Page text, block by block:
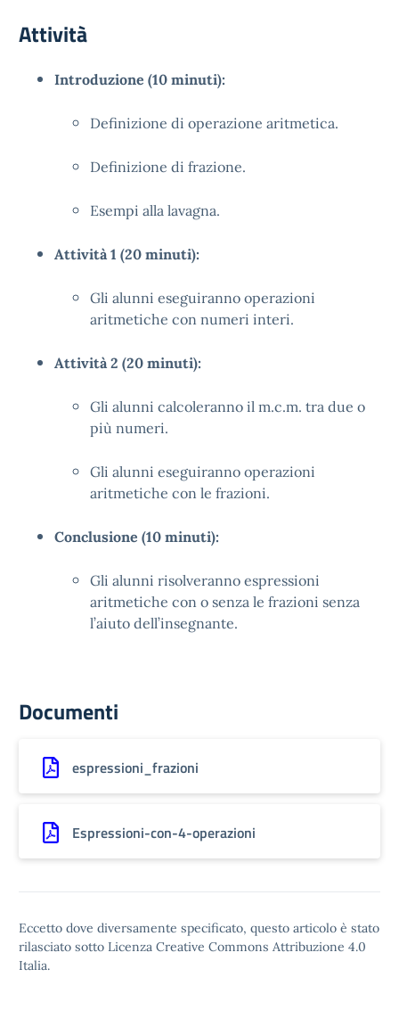
Attività
Introduzione (10 minuti):
Definizione di operazione aritmetica.
Definizione di frazione.
Esempi alla lavagna.
Attività 1 (20 minuti):
Gli alunni eseguiranno operazioni
aritmetiche con numeri interi.
Attività 2 (20 minuti):
Gli alunni calcoleranno il m.c.m. tra due o
più numeri.
Gli alunni eseguiranno operazioni
aritmetiche con le frazioni.
Conclusione (10 minuti):
Gli alunni risolveranno espressioni
aritmetiche con o senza le frazioni senza
l’aiuto dell’insegnante.
Documenti
espressioni_frazioni
Espressioni-con-4-operazioni
Eccetto dove diversamente specificato, questo articolo è stato
rilasciato sotto Licenza Creative Commons Attribuzione 4.0
Italia.